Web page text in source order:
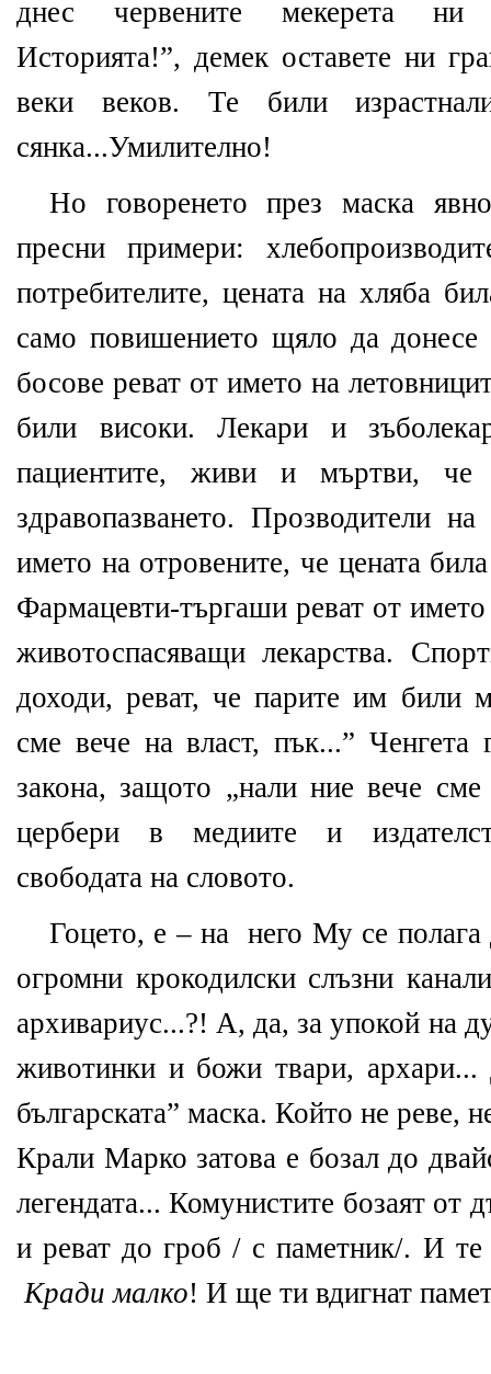
днес червените мекерета ни
Историята!”, демек оставете ни
веки веков. Те били
сянка...Умилително!
Но говоренето през маска
пресни примери:
потребителите, цената на хляба
само повишението щяло да донесе
босове реват от името на
били високи. Лекари и
пациентите, живи и мъртви,
здравопазването. Прозводители
името на отровените, че цената
Фармацевти-търгаши реват от
животоспасяващи лекарства.
доходи, реват, че парите им били
сме вече на власт, пък...” Ченгета
закона, защото „нали ние вече
цербери в медиите и
свободата на словото.
Гоцето, е – на него Му се
огромни крокодилски слъзни
архивариус...?! А, да, за упокой на
животинки и божи твари, архари...
българската” маска. Който не реве,
Крали Марко затова е бозал до
легендата... Комунистите бозаят от
и реват до гроб / с паметник/. И
Кради малко! И ще ти вдигнат